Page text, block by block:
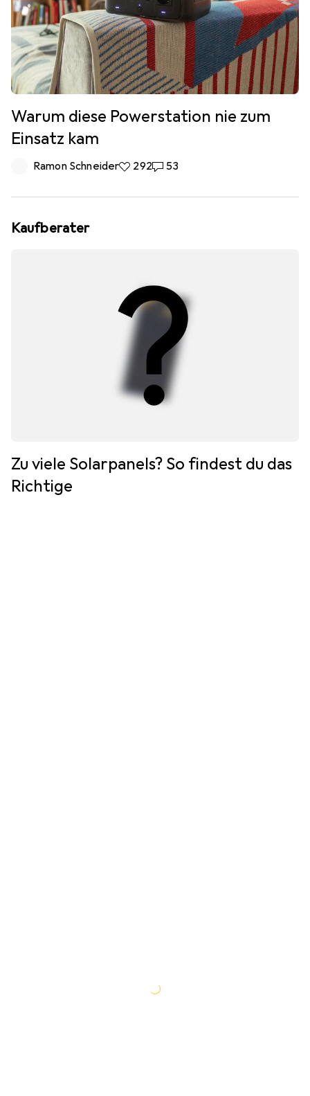
Warum diese Powerstation nie zum
Einsatz kam
Ramon Schneider292 Likes
29253 Kommentare
53
Kaufberater
Zu viele Solarpanels? So findest du das
Richtige